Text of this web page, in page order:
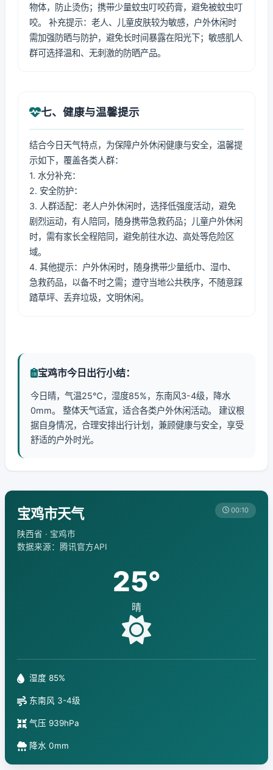
物体，防止烫伤；携带少量蚊虫叮咬药膏，避免被蚊虫叮
咬。 补充提示：老人、儿童皮肤较为敏感，户外休闲时
需加强防晒与防护，避免长时间暴露在阳光下；敏感肌人
群可选择温和、无刺激的防晒产品。
七、健康与温馨提示
结合今日天气特点，为保障户外休闲健康与安全，温馨提
示如下，覆盖各类人群：
1. 水分补充：
2. 安全防护：
3. 人群适配：老人户外休闲时，选择低强度活动，避免
剧烈运动，有人陪同，随身携带急救药品；儿童户外休闲
时，需有家长全程陪同，避免前往水边、高处等危险区
域。
4. 其他提示：户外休闲时，随身携带少量纸巾、湿巾、
急救药品，以备不时之需；遵守当地公共秩序，不随意踩
踏草坪、丢弃垃圾，文明休闲。
宝鸡市今日出行小结：
今日晴，气温25℃，湿度85%，东南风3-4级，降水
0mm。 整体天气适宜，适合各类户外休闲活动。 建议根
据自身情况，合理安排出行计划，兼顾健康与安全，享受
舒适的户外时光。
宝鸡市天气
陕西省 · 宝鸡市
数据来源：腾讯官方API
00:10
25°
晴
湿度 85%
东南风 3-4级
气压 939hPa
降水 0mm